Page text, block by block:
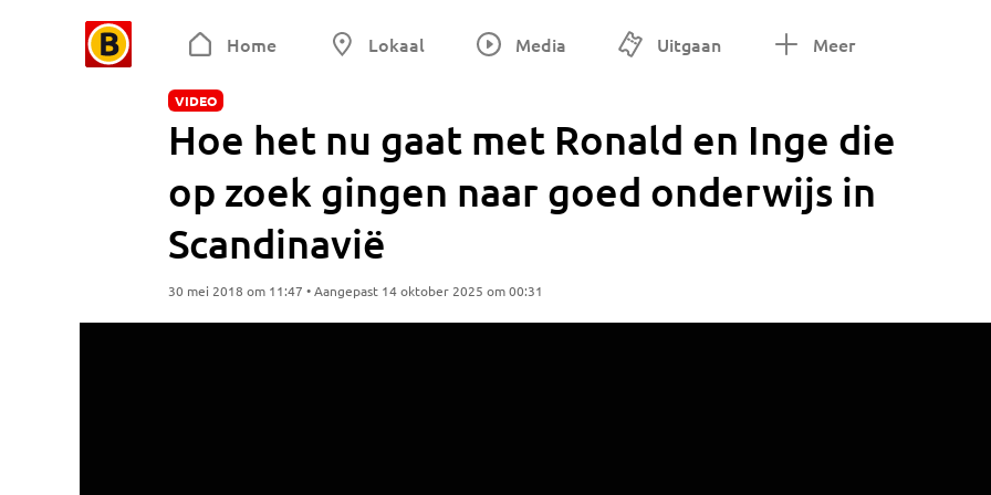
Home Lokaal Media Uitgaan Meer
VIDEO
Hoe het nu gaat met Ronald en Inge die
op zoek gingen naar goed onderwijs in
Scandinavië
30 mei 2018 om 11:47 • Aangepast 14 oktober 2025 om 00:31